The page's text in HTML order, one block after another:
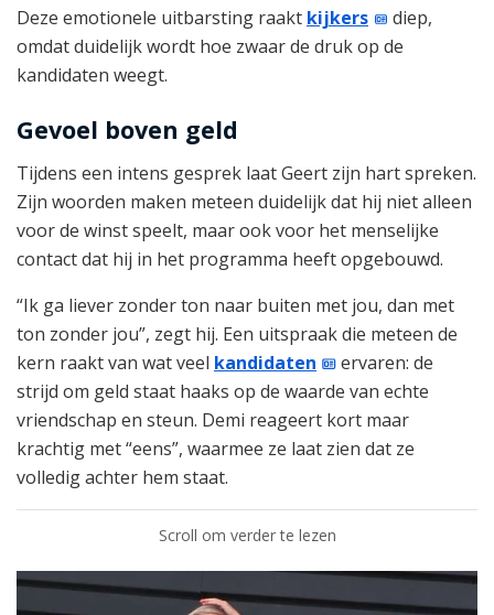
Deze emotionele uitbarsting raakt kijkers
diep,
omdat duidelijk wordt hoe zwaar de druk op de
kandidaten weegt.
Gevoel boven geld
Tijdens een intens gesprek laat Geert zijn hart spreken.
Zijn woorden maken meteen duidelijk dat hij niet alleen
voor de winst speelt, maar ook voor het menselijke
contact dat hij in het programma heeft opgebouwd.
“Ik ga liever zonder ton naar buiten met jou, dan met
ton zonder jou”, zegt hij. Een uitspraak die meteen de
kern raakt van wat veel kandidaten
ervaren: de
strijd om geld staat haaks op de waarde van echte
vriendschap en steun. Demi reageert kort maar
krachtig met “eens”, waarmee ze laat zien dat ze
volledig achter hem staat.
Scroll om verder te lezen